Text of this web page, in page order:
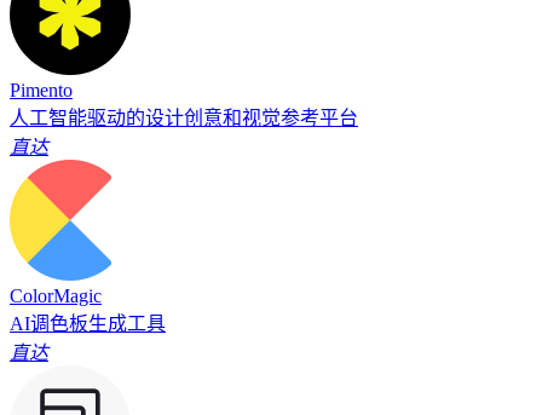
Pimento
人工智能驱动的设计创意和视觉参考平台
直达
ColorMagic
AI调色板生成工具
直达